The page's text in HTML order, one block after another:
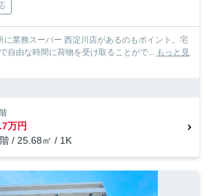
に業務スーパー 西淀川店があるのもポイント。宅
自由な時間に荷物を受け取ることがで... もっと見
万円
/ 25.68㎡ / 1K